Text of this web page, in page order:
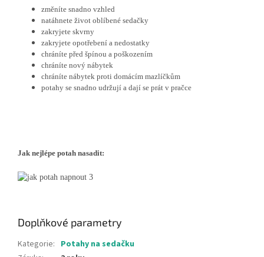
změníte snadno vzhled
natáhnete život oblíbené sedačky
zakryjete skvrny
zakryjete opotřebení a nedostatky
chráníte před špínou a poškozením
chráníte nový nábytek
chráníte nábytek proti domácím mazlíčkům
potahy se snadno udržují a dají se prát v pračce
Jak nejlépe potah nasadit:
Doplňkové parametry
Kategorie: Potahy na sedačku